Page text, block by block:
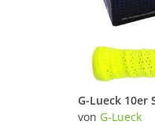
von G-Lueck